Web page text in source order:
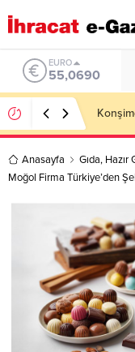
ALTIN
6.525,39
Anasayfa Gıda, Hazır
Moğol Firma Türkiye’den